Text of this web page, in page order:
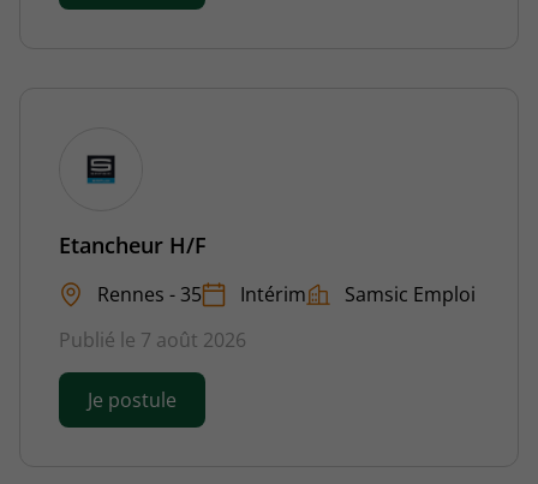
Etancheur H/F
Rennes - 35 Intérim
Samsic Emploi
Publié le 7 août 2026
Je postule